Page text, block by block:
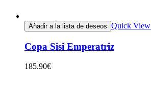
Añadir a la lista de deseos Quick View
Copa Sisi Emperatriz
185.90€